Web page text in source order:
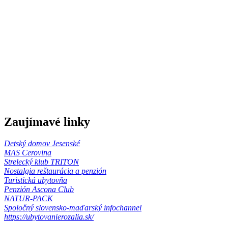
Zaujímavé linky
Detský domov Jesenské
MAS Cerovina
Strelecký klub TRITON
Nostalgia reštaurácia a penzión
Turistická ubytovňa
Penzión Ascona Club
NATUR-PACK
Spoločný slovensko-maďarský infochannel
https://ubytovanierozalia.sk/